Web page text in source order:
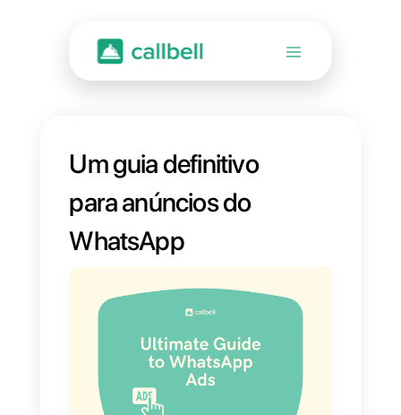
Um guia definitivo
para anúncios do
WhatsApp